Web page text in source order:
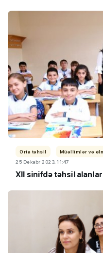
Orta təhsil Müəllimlər və
25 Dekabr 2023, 11:47
XII sinifdə təhsil